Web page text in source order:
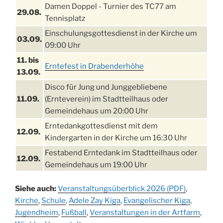
29.08.
Damen Doppel - Turnier des TC77 am
Tennisplatz
03.09.
Einschulungsgottesdienst in der Kirche um
09:00 Uhr
11. bis
13.09.
Erntefest in Drabenderhöhe
11.09.
Disco für Jung und Junggebliebene
(Ernteverein) im Stadtteilhaus oder
Gemeindehaus um 20:00 Uhr
12.09.
Erntedankgottesdienst mit dem
Kindergarten in der Kirche um 16:30 Uhr
12.09.
Festabend Erntedank im Stadtteilhaus oder
Gemeindehaus um 19:00 Uhr
13.09.
Stadtteilhaus um 14:00 Uhr
19.09.
Schlagerabend im Stadtteilhaus
Drabenderhöhe
Siehe auch:Veranstaltungsüberblick 2026 (PDF),
Kirche, Schule,Adele Zay Kiga, Evangelischer Kiga,
Jugendheim, Fußball,Veranstaltungen in der Artfarm,